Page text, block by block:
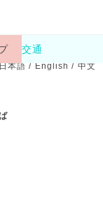
交通
本語 / English / 中文